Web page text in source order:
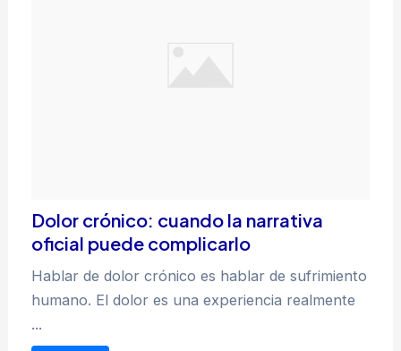
Dolor crónico: cuando la narrativa
oficial puede complicarlo
Hablar de dolor crónico es hablar de sufrimiento
humano. El dolor es una experiencia realmente
...